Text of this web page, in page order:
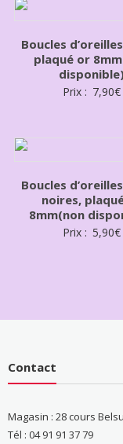
Boucles
plaqué or
Prix : 7,90€
Boucles
noires,
8mm(non
Prix : 5,90€
Contact
Magasin : 28 cours
Tél : 04 91 91 37 79